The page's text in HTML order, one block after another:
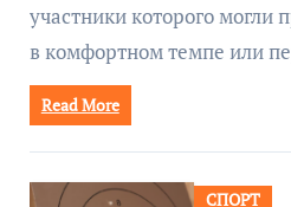
участники которого могли
в комфортном темпе или
Read More
СПОРТ